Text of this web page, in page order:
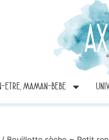
ETRE, MAMAN-BEBE